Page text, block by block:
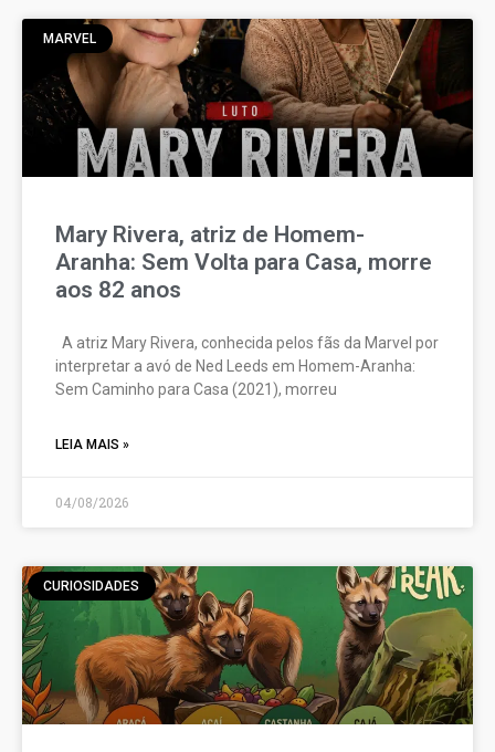
MARVEL
Mary Rivera, atriz de Homem-
Aranha: Sem Volta para Casa, morre
aos 82 anos
A atriz Mary Rivera, conhecida pelos fãs da Marvel por
interpretar a avó de Ned Leeds em Homem-Aranha:
Sem Caminho para Casa (2021), morreu
LEIA MAIS »
04/08/2026
CURIOSIDADES